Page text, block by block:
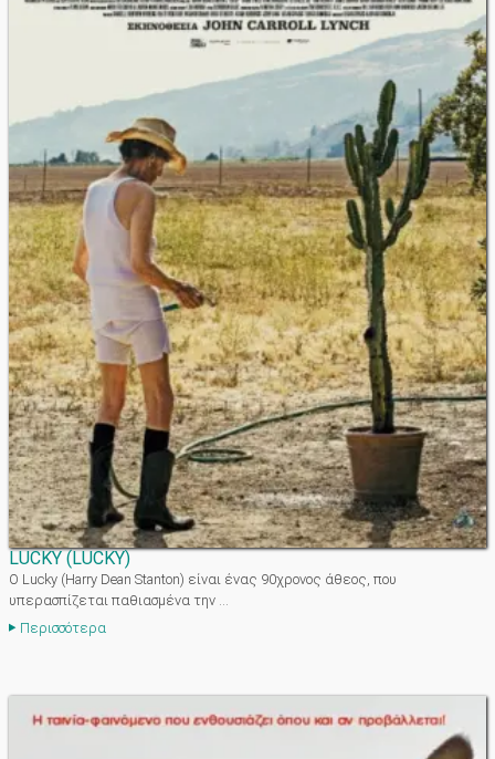
LUCKY(LUCKY)
Ο Lucky (Harry Dean Stanton) είναι ένας 90χρονος άθεος, που
υπερασπίζεται παθιασμένα την ...
Περισσότερα